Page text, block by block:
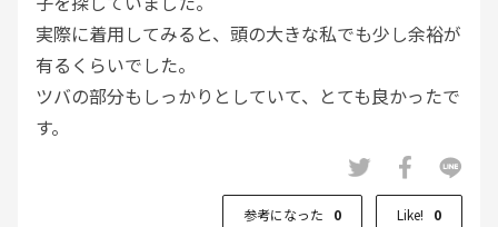
実際に着用してみると、頭の大きな私でも少し余裕が
有るくらいでした。
ツバの部分もしっかりとしていて、とても良かったで
す。
参考になった 0 Like! 0